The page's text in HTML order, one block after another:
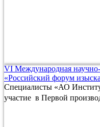
VI Международная
«Российский форум
Специалисты «АО
участие в Первой